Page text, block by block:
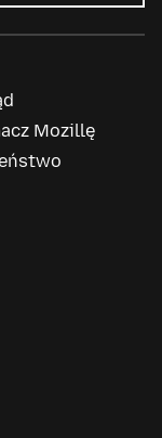
Mozillę